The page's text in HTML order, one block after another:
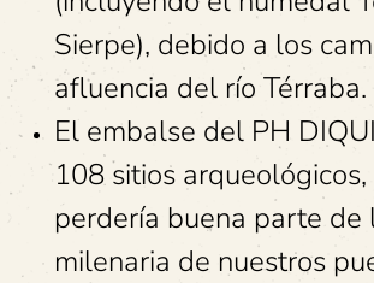
Sierpe), debido a los
afluencia del río Térraba.
El embalse del PH
108 sitios
perdería buena parte de
milenaria de nuestros